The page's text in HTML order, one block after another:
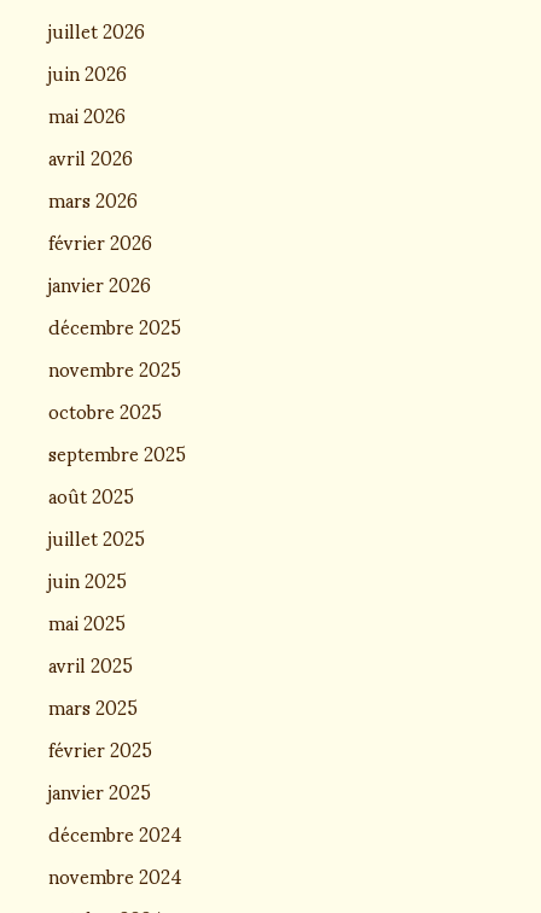
juillet 2026
juin 2026
mai 2026
avril 2026
mars 2026
février 2026
janvier 2026
décembre 2025
novembre 2025
octobre 2025
septembre 2025
août 2025
juillet 2025
juin 2025
mai 2025
avril 2025
mars 2025
février 2025
janvier 2025
décembre 2024
novembre 2024